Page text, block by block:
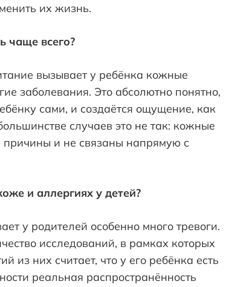
их жизнь.
чаще всего?
вызывает у ребёнка кожные
заболевания. Это абсолютно понятно,
сами, и создаётся ощущение, как
случаев это не так: кожные
и не связаны напрямую с
и аллергиях у детей?
у родителей особенно много тревоги.
исследований, в рамках которых
них считает, что у его ребёнка есть
реальная распространённость